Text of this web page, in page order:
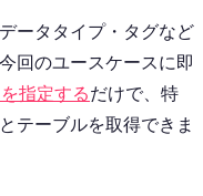
ータタイプ・タグなど
回のユースケースに即
指定するだけで、特
テーブルを取得できま